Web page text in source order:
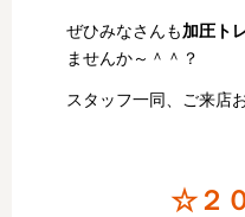
ぜひみなさんも加圧ト
ませんか～＾＾？
スタッフ一同、ご来店
☆２